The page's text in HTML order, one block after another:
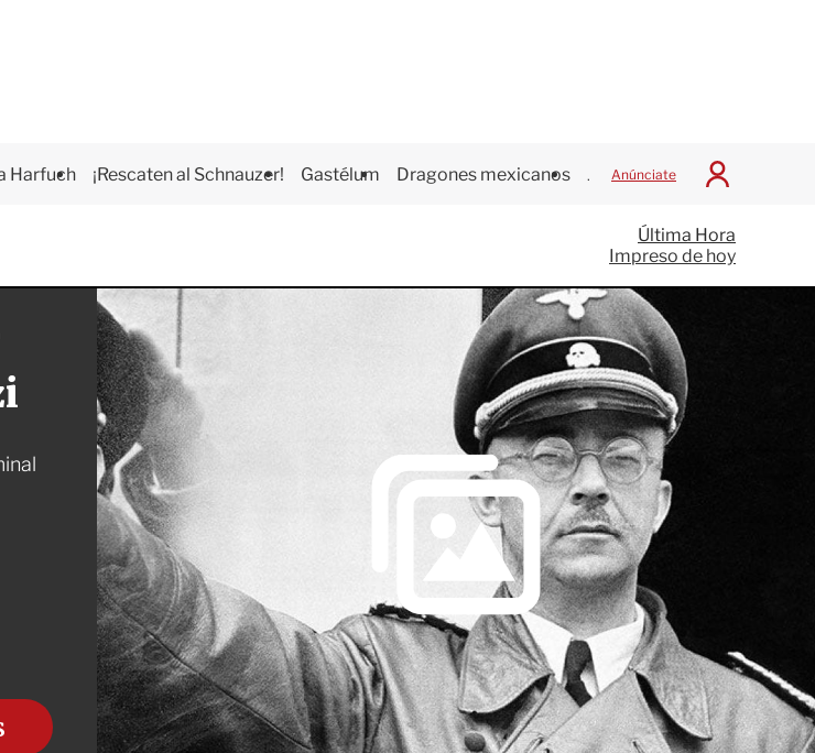
Harfuch ¡Rescaten al Schnauzer! Gastélum Dragones mexicanos Juegos Centroamericanos
Anúnciate
I
c
i
a
Última Hora
Impreso de hoy